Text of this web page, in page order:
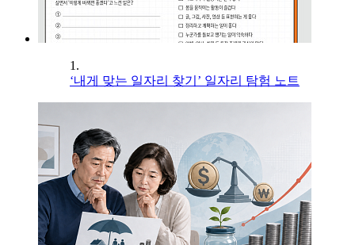
1.
‘내게 맞는 일자리 찾기’ 일자리 탐험 노트